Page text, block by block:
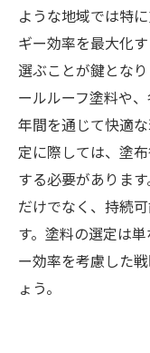
ような地域では特
ギー効率を最大化
選ぶことが鍵とな
ールルーフ塗料や
年間を通じて快適
定に際しては、塗
する必要がありま
だけでなく、持続
す。塗料の選定は
ー効率を考慮した
ょう。